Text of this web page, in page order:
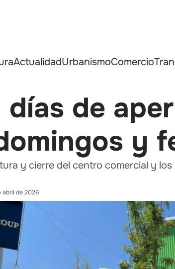
ActualidadUrbanismoComercio
de
y
y cierre del centro comercial y
abril de 2026